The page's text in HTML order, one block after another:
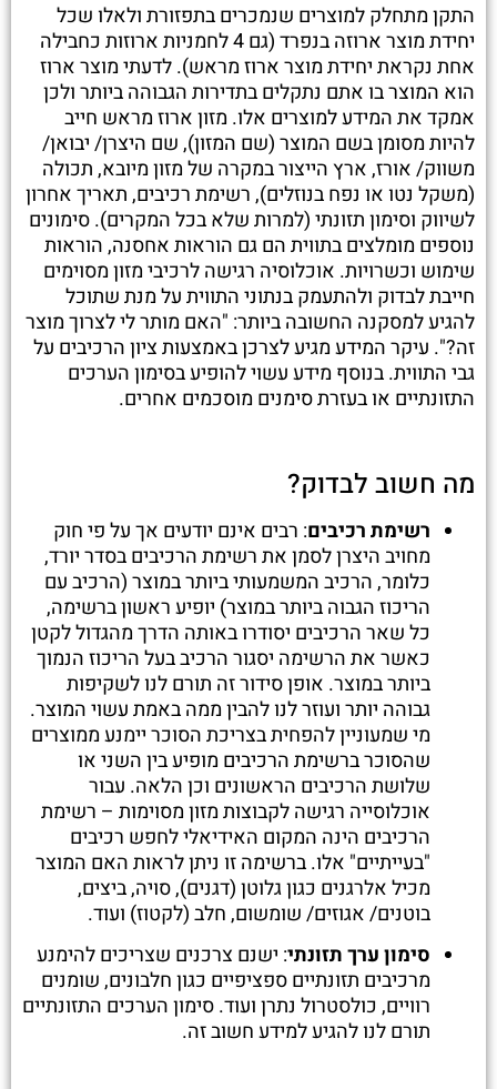
התקן מתחלק למוצרים שנמכרים בתפזורת ולאלו שכל
יחידת מוצר ארוזה בנפרד (גם 4 לחמניות ארוזות כחבילה
אחת נקראת יחידת מוצר ארוז מראש). לדעתי מוצר ארוז
הוא המוצר בו אתם נתקלים בתדירות הגבוהה ביותר ולכן
אמקד את המידע למוצרים אלו. מזון ארוז מראש חייב
להיות מסומן בשם המוצר (שם המזון), שם היצרן/ יבואן/
משווק/ אורז, ארץ הייצור במקרה של מזון מיובא, תכולה
(משקל נטו או נפח בנוזלים), רשימת רכיבים, תאריך אחרון
לשיווק וסימון תזונתי (למרות שלא בכל המקרים). סימונים
נוספים מומלצים בתווית הם גם הוראות אחסנה, הוראות
שימוש וכשרויות. אוכלוסיה רגישה לרכיבי מזון מסוימים
חייבת לבדוק ולהתעמק בנתוני התווית על מנת שתוכל
להגיע למסקנה החשובה ביותר: "האם מותר לי לצרוך מוצר
זה?". עיקר המידע מגיע לצרכן באמצעות ציון הרכיבים על
גבי התווית. בנוסף מידע עשוי להופיע בסימון הערכים
התזונתיים או בעזרת סימנים מוסכמים אחרים.
מה חשוב לבדוק?
רשימת רכיבים: רבים אינם יודעים אך על פי חוק
מחויב היצרן לסמן את רשימת הרכיבים בסדר יורד,
כלומר, הרכיב המשמעותי ביותר במוצר (הרכיב עם
הריכוז הגבוה ביותר במוצר) יופיע ראשון ברשימה,
כל שאר הרכיבים יסודרו באותה הדרך מהגדול לקטן
כאשר את הרשימה יסגור הרכיב בעל הריכוז הנמוך
ביותר במוצר. אופן סידור זה תורם לנו לשקיפות
גבוהה יותר ועוזר לנו להבין ממה באמת עשוי המוצר.
מי שמעוניין להפחית בצריכת הסוכר יימנע ממוצרים
שהסוכר ברשימת הרכיבים מופיע בין השני או
שלושת הרכיבים הראשונים וכן הלאה. עבור
אוכלוסייה רגישה לקבוצות מזון מסוימות – רשימת
הרכיבים הינה המקום האידיאלי לחפש רכיבים
"בעייתיים" אלו. ברשימה זו ניתן לראות האם המוצר
מכיל אלרגנים כגון גלוטן (דגנים), סויה, ביצים,
בוטנים/ אגוזים/ שומשום, חלב (לקטוז) ועוד.
סימון ערך תזונתי: ישנם צרכנים שצריכים להימנע
מרכיבים תזונתיים ספציפיים כגון חלבונים, שומנים
רוויים, כולסטרול נתרן ועוד. סימון הערכים התזונתיים
תורם לנו להגיע למידע חשוב זה.